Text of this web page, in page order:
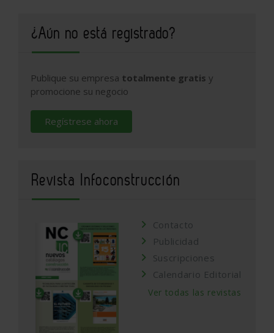
¿Aún no está registrado?
Publique su empresa totalmente gratis y
promocione su negocio
Regístrese ahora
Revista Infoconstrucción
Contacto
Publicidad
Suscripciones
Calendario Editorial
Ver todas las revistas